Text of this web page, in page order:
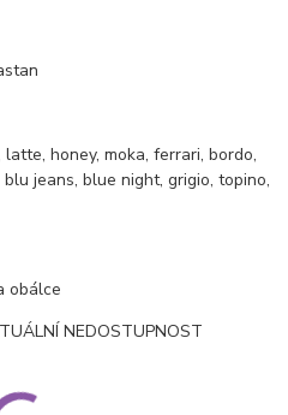
honey, moka, ferrari, bordo,
jeans, blue night, grigio, topino,
obálce
NEDOSTUPNOST